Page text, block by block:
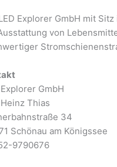
Explorer GmbH mit
von
Explorer GmbH
Thias
34
Schönau am Königssee
9790676